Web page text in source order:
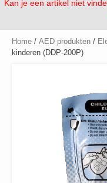
Kan je een artikel niet
Home / AED produkten /
kinderen (DDP-200P)